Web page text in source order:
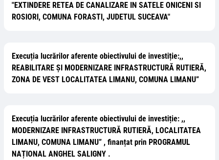
"EXTINDERE RETEA DE CANALIZARE IN SATELE ONICENI SI
ROSIORI, COMUNA FORASTI, JUDETUL SUCEAVA"
Execuția lucrărilor aferente obiectivului de investiție:,,
REABILITARE ȘI MODERNIZARE INFRASTRUCTURĂ RUTIERĂ,
ZONA DE VEST LOCALITATEA LIMANU, COMUNA LIMANU”
Execuția lucrărilor aferente obiectivului de investiție: ,,
MODERNIZARE INFRASTRUCTURĂ RUTIERĂ, LOCALITATEA
LIMANU, COMUNA LIMANU” , finanțat prin PROGRAMUL
NAȚIONAL ANGHEL SALIGNY .